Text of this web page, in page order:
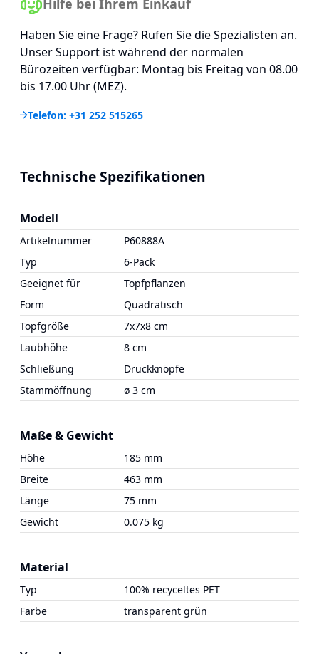
Haben Sie eine Frage? Rufen Sie die Spezialisten an.
Unser Support ist während der normalen
Bürozeiten verfügbar: Montag bis Freitag von 08.00
bis 17.00 Uhr (MEZ).
Telefon: +31 252 515265
Technische Spezifikationen
Modell
Artikelnummer
P60888A
Typ
6-Pack
Geeignet für
Topfpflanzen
Form
Quadratisch
Topfgröße
7x7x8 cm
Laubhöhe
8 cm
Schließung
Druckknöpfe
Stammöffnung
ø 3 cm
Maße & Gewicht
Höhe
185 mm
Breite
463 mm
Länge
75 mm
Gewicht
0.075 kg
Material
Typ
100% recyceltes PET
Farbe
transparent grün